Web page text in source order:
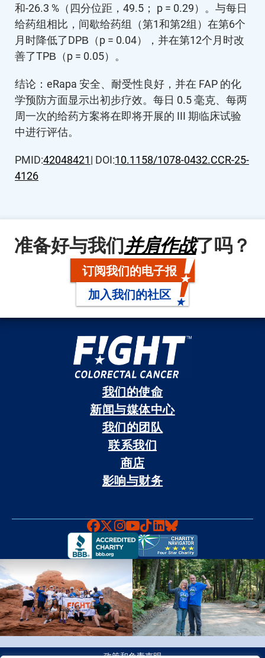
和-26.3 %（四分位距，49.5； p = 0.29）。与每日
给药组相比，间歇给药组（第1和第2组）在第6个
月时降低了DPB（p = 0.04），并在第12个月时改
善了TPB（p = 0.05）。
结论：eRapa 安全、耐受性良好，并在 FAP 的化
学预防方面显示出初步疗效。每日 0.5 毫克、每两
周一次的给药方案将在即将开展的 III 期临床试验
中进行评估。
PMID:42048421| DOI:10.1158/1078-0432.CCR-25-
4126
准备好与我们并肩作战了吗？
订阅我们的电子报
加入我们的社区
我们的使命
新闻与媒体中心
我们的团队
联系我们
商店
影响与财务
Faceboook
X Instagram
YouTube
TikTok
LinkedIn
Bluesky